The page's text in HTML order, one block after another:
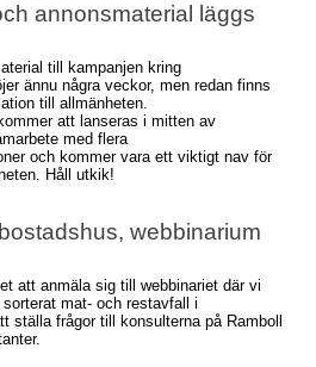
annonsmaterial läggs
till kampanjen kring
ännu några veckor, men redan finns
till allmänheten.
att lanseras i mitten av
med flera
och kommer vara ett viktigt nav för
Håll utkik!
webbinarium
att anmäla sig till webbinariet där vi
mat- och restavfall i
ställa frågor till konsulterna på Ramboll